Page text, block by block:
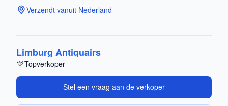
Verzendt vanuit Nederland
Limburg Antiquairs
Topverkoper
Stel een vraag aan de verkoper